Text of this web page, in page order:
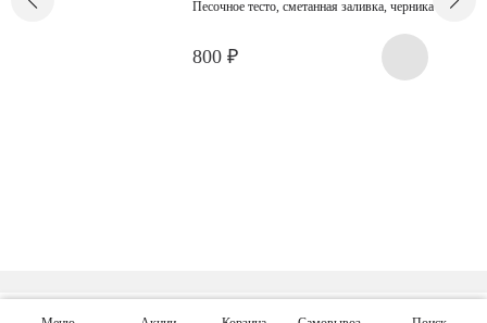
Песочное тесто, сметанная заливка, черника
800 ₽